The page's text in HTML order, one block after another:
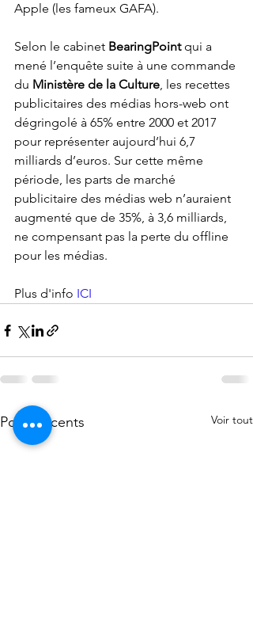
Apple (les fameux GAFA).
Selon le cabinet BearingPoint qui a
mené l’enquête suite à une commande
du Ministère de la Culture, les recettes
publicitaires des médias hors-web ont
dégringolé à 65% entre 2000 et 2017
pour représenter aujourd’hui 6,7
milliards d’euros. Sur cette même
période, les parts de marché
publicitaire des médias web n’auraient
augmenté que de 35%, à 3,6 milliards,
ne compensant pas la perte du offline
pour les médias.
Plus d'info ICI
Posts récents Voir tout